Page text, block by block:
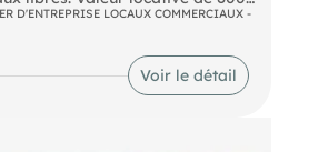
primo investisseur Dossier
vous agence uniquement.
D'ENTREPRISE LOCAUX COMMERCIAUX -
Voir le détail